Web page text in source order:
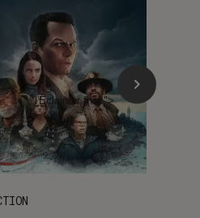
l'Éclaireur fnac">